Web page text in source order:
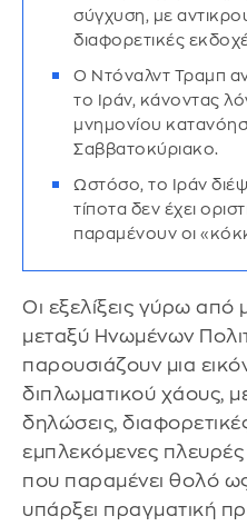
σύγχυση, με
διαφορετικές
Ο Ντόναλντ Τραμπ
το Ιράν, κάνοντας
μνημονίου
Σαββατοκύριακο.
Ωστόσο, το Ιράν
τίποτα δεν έχει
παραμένουν οι
Οι εξελίξεις γύρω από
μεταξύ Ηνωμένων
παρουσιάζουν μια
διπλωματικού χάους,
δηλώσεις,
εμπλεκόμενες
που παραμένει θολό
υπάρξει πραγματική